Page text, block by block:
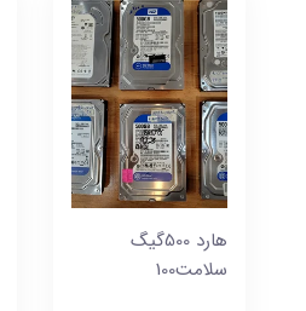
هارد 500گیگ
سلامت100